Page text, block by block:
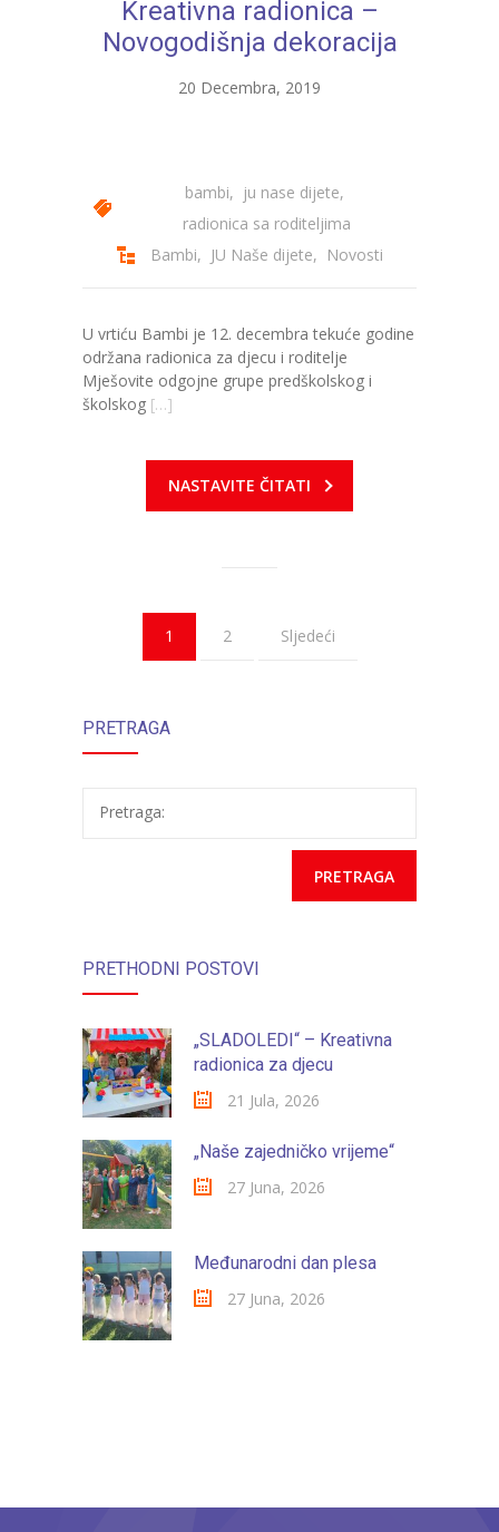
Kreativna radionica –
Novogodišnja dekoracija
20 Decembra, 2019
bambi, ju nase dijete,
radionica sa roditeljima
Bambi, JU Naše dijete, Novosti
U vrtiću Bambi je 12. decembra tekuće godine
održana radionica za djecu i roditelje
Mješovite odgojne grupe predškolskog i
školskog […]
NASTAVITE ČITATI
1 2 Sljedeći
PRETRAGA
Pretraga:
PRETHODNI POSTOVI
„SLADOLEDI“ – Kreativna
radionica za djecu
21 Jula, 2026
„Naše zajedničko vrijeme“
27 Juna, 2026
Međunarodni dan plesa
27 Juna, 2026